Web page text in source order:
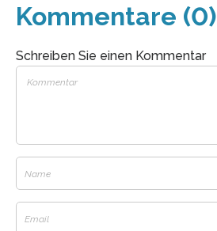
Kommentare (0)
Schreiben Sie einen Kommentar